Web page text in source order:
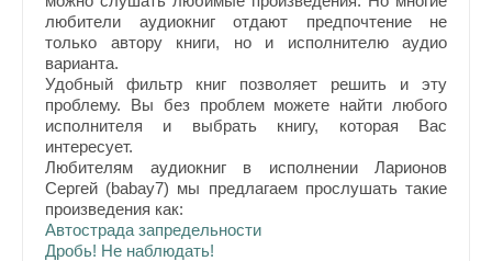
любители аудиокниг отдают предпочтение не
только автору книги, но и исполнителю аудио
варианта.
Удобный фильтр книг позволяет решить и эту
проблему. Вы без проблем можете найти любого
исполнителя и выбрать книгу, которая Вас
интересует.
Любителям аудиокниг в исполнении Ларионов
Сергей (babay7) мы предлагаем прослушать такие
произведения как:
Автострада запредельности
Дробь! Не наблюдать!